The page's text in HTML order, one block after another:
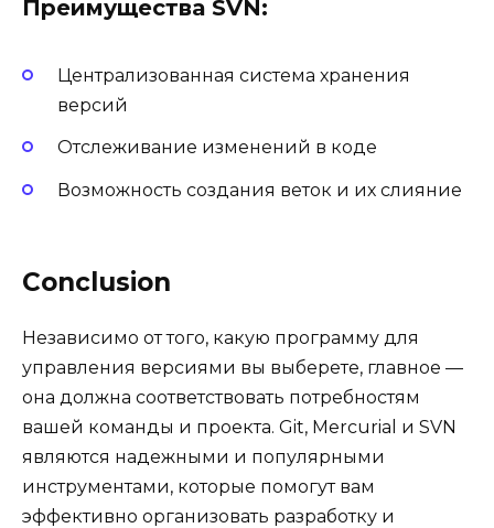
Преимущества SVN:
Централизованная система хранения
версий
Отслеживание изменений в коде
Возможность создания веток и их слияние
Conclusion
Независимо от того, какую программу для
управления версиями вы выберете, главное —
она должна соответствовать потребностям
вашей команды и проекта. Git, Mercurial и SVN
являются надежными и популярными
инструментами, которые помогут вам
эффективно организовать разработку и